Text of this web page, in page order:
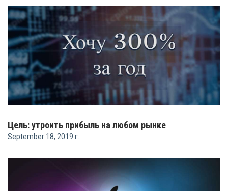
Цель: утроить прибыль на любом рынке
September 18, 2019 г.